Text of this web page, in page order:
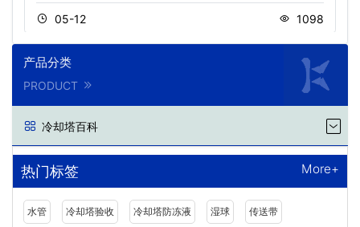
05-12 1098
产品分类
PRODUCT
冷却塔百科
热门标签 More+
水管 冷却塔验收 冷却塔防冻液 湿球 传送带